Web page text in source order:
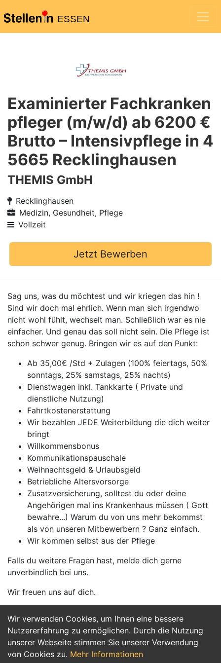
ESSEN
Wir verwenden Cookies, um Ihnen eine bessere
Nutzererfahrung zu ermöglichen. Durch die Nutzung
unserer Webseite stimmen Sie unserer Verwendung
von Cookies zu. Mehr Informationen
Examinierter Fachkranken
pfleger (m/w/d) ab 6200 €
Brutto – Intensivpflege in 4
5665 Recklinghausen
THEMIS GmbH
Recklinghausen
Medizin, Gesundheit, Pflege
Vollzeit
Jetzt Bewerben
Sag uns, was du möchtest und wir kriegen das hin !
Sind wir doch mal ehrlich. Wenn man sich irgendwo
nicht wohl fühlt, wechselt man. Schließlich war es nie
einfacher. Und genau das soll nicht sein. Die Pflege ist
schon schwer genug. Bringen wir es auf den Punkt:
Ab 35,00€ /Std + Zulagen (100% feiertags, 50%
sonntags, 25% samstags, 25% nachts)
Dienstwagen inkl. Tankkarte ( Private und
dienstliche Nutzung)
Fahrtkostenerstattung
Wir bezahlen JEDE Weiterbildung die dich weiter
bringt
Willkommensbonus
Kommunikationspauschale
Weihnachtsgeld & Urlaubsgeld
Betriebliche Altersvorsorge
Zusatzversicherung, solltest du oder deine
Angehörigen mal ins Krankenhaus müssen ( Gott
bewahre...) Warum du von uns mehr bekommst
als von unseren Mitbewerbern ? Ganz einfach.
Wir kommen selbst aus der Pflege
Falls du weitere Fragen hast, melde dich gerne
unverbindlich bei uns.
Wir freuen uns auf dich.
Jetzt Bewerben